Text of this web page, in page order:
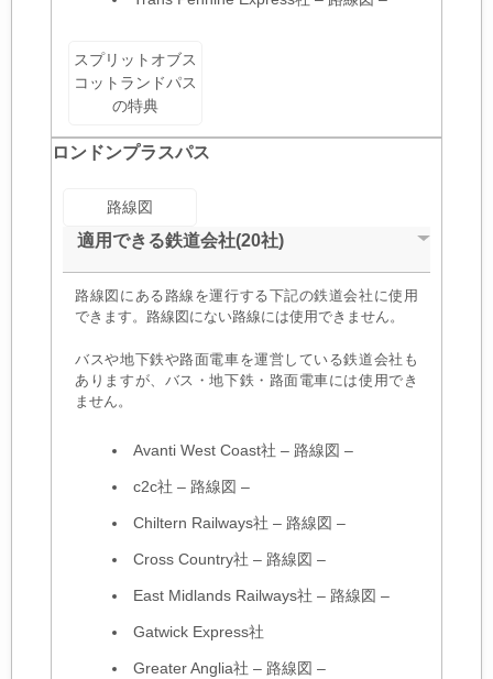
スプリットオブス
コットランドパス
の特典
ロンドンプラスパス
路線図
適用できる鉄道会社(20社)
路線図にある路線を運行する下記の鉄道会社に使用
できます。路線図にない路線には使用できません。
バスや地下鉄や路面電車を運営している鉄道会社も
ありますが、バス・地下鉄・路面電車には使用でき
ません。
Avanti West Coast社 – 路線図 –
c2c社 – 路線図 –
Chiltern Railways社 – 路線図 –
Cross Country社 – 路線図 –
East Midlands Railways社 – 路線図 –
Gatwick Express社
Greater Anglia社 – 路線図 –